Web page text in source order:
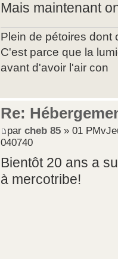
Mais maintenant
Plein de pétoires dont
C'est parce que la
avant d'avoir l'air con
Re:
parcheb 85 » 01
040740
Bientôt 20 ans a
à mercotribe!